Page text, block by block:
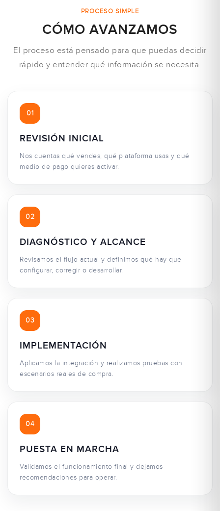
PROCESO SIMPLE
CÓMO AVANZAMOS
El proceso está pensado para que puedas decidir
rápido y entender qué información se necesita.
01
REVISIÓN INICIAL
Nos cuentas qué vendes, qué plataforma usas y qué
medio de pago quieres activar.
02
DIAGNÓSTICO Y ALCANCE
Revisamos el flujo actual y definimos qué hay que
configurar, corregir o desarrollar.
03
IMPLEMENTACIÓN
Aplicamos la integración y realizamos pruebas con
escenarios reales de compra.
04
PUESTA EN MARCHA
Validamos el funcionamiento final y dejamos
recomendaciones para operar.